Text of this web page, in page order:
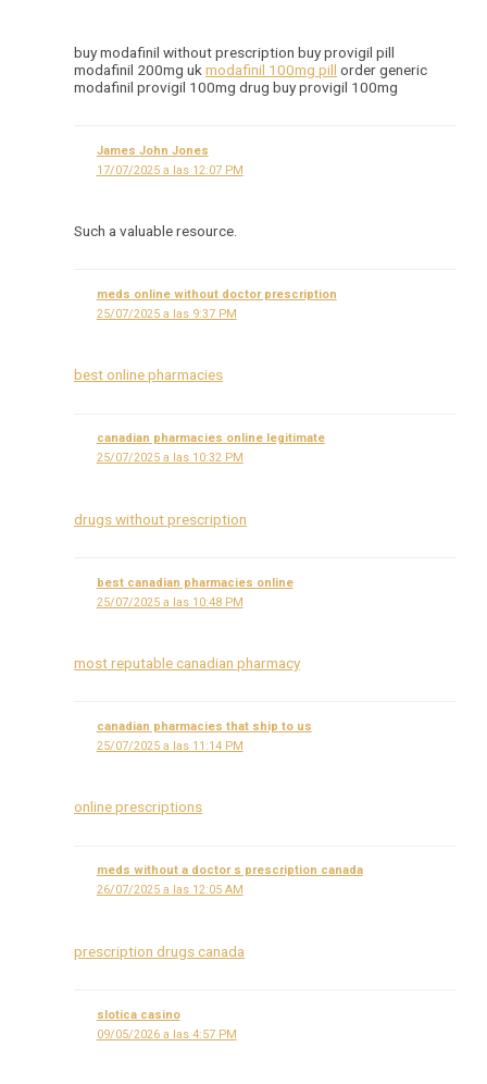
buy modafinil without prescription buy provigil pill
modafinil 200mg uk modafinil 100mg pill order generic
modafinil provigil 100mg drug buy provigil 100mg
James John Jones
17/07/2025 a las 12:07 PM
Such a valuable resource.
meds online without doctor prescription
25/07/2025 a las 9:37 PM
best online pharmacies
canadian pharmacies online legitimate
25/07/2025 a las 10:32 PM
drugs without prescription
best canadian pharmacies online
25/07/2025 a las 10:48 PM
most reputable canadian pharmacy
canadian pharmacies that ship to us
25/07/2025 a las 11:14 PM
online prescriptions
meds without a doctor s prescription canada
26/07/2025 a las 12:05 AM
prescription drugs canada
slotica casino
09/05/2026 a las 4:57 PM